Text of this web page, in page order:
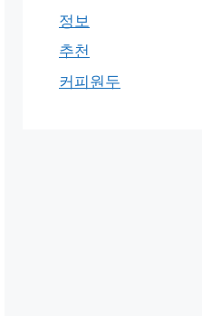
정보
추천
커피원두